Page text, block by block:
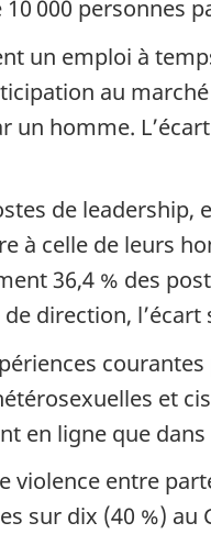
000 personnes
un emploi à
au
un homme.
de leadership,
à celle de leurs
36,4 % des
direction, l’écart
et
en ligne que
violence entre
sur dix (40 %)